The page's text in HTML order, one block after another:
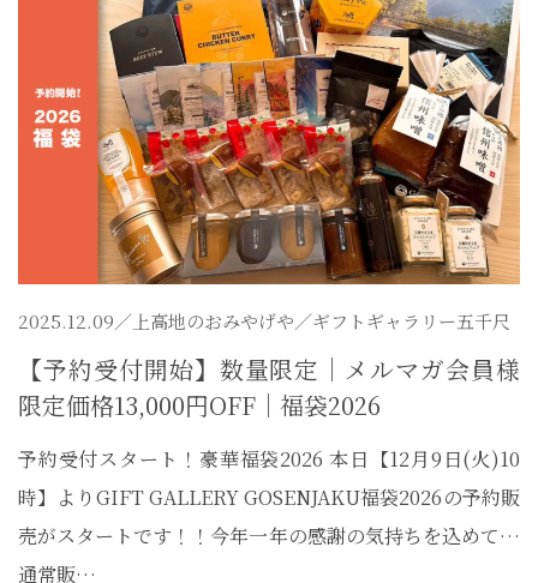
2025.12.09／ 上高地のおみやげや／ギフトギャラリー五千尺
【予約受付開始】数量限定｜メルマガ会員様
限定価格13,000円OFF｜福袋2026
予約受付スタート！豪華福袋2026 本日【12月9日(火)10
時】よりGIFT GALLERY GOSENJAKU福袋2026の予約販
売がスタートです！！今年一年の感謝の気持ちを込めて…
通常販…